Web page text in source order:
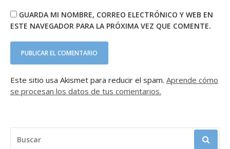
GUARDA MI NOMBRE, CORREO ELECTRÓNICO Y WEB EN
ESTE NAVEGADOR PARA LA PRÓXIMA VEZ QUE COMENTE.
Este sitio usa Akismet para reducir el spam. Aprende cómo
se procesan los datos de tus comentarios.